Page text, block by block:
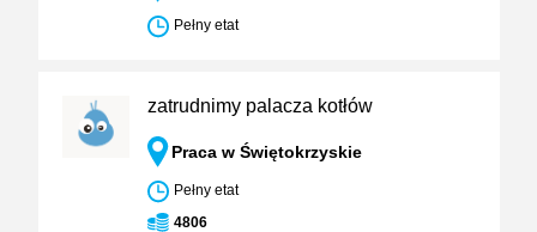
Pełny etat
zatrudnimy palacza kotłów
Praca w Świętokrzyskie
Pełny etat
4806